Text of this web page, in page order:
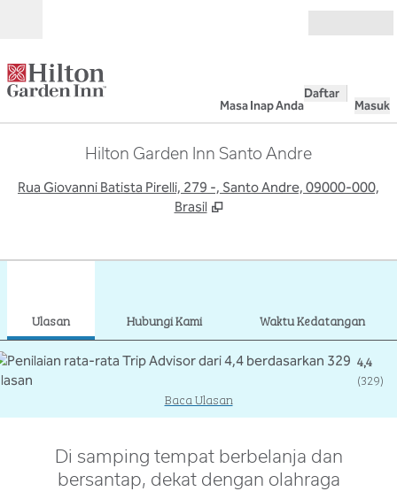
Masa Inap Anda
Daftar
Masuk
Hilton Garden Inn Santo Andre
Rua Giovanni Batista Pirelli, 279 -, Santo Andre, 09000-000,
Brasil
Ulasan Hubungi Kami Waktu Kedatangan
4,4
(329)
Baca Ulasan
Di samping tempat berbelanja dan
bersantap, dekat dengan olahraga